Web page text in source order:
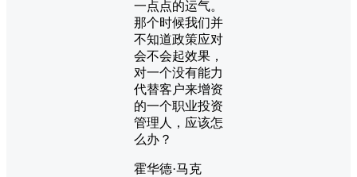
一点点的运气。
那个时候我们并
不知道政策应对
会不会起效果，
对一个没有能力
代替客户来增资
的一个职业投资
管理人，应该怎
么办？
霍华德·马克